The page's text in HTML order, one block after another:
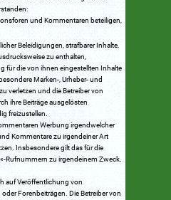
und Kommentaren beteiligen,
Beleidigungen, strafbarer Inhalte,
zu enthalten,
für die von ihnen eingestellten Inhalte
Marken-, Urheber- und
verletzen und die Betreiber von
ihre Beiträge ausgelösten
freizustellen.
Werbung irgendwelcher
Kommentare zu irgendeiner Art
Insbesondere gilt das für die
Rufnummern zu irgendeinem Zweck.
auf Veröffentlichung von
Forenbeiträgen. Die Betreiber von